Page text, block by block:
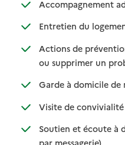
Accompagnement
Entretien du
Actions de
ou supprimer un
Garde à domicile de:
:
Visite de convivialité
:
:
Soutien et écoute à
: disponible
: non